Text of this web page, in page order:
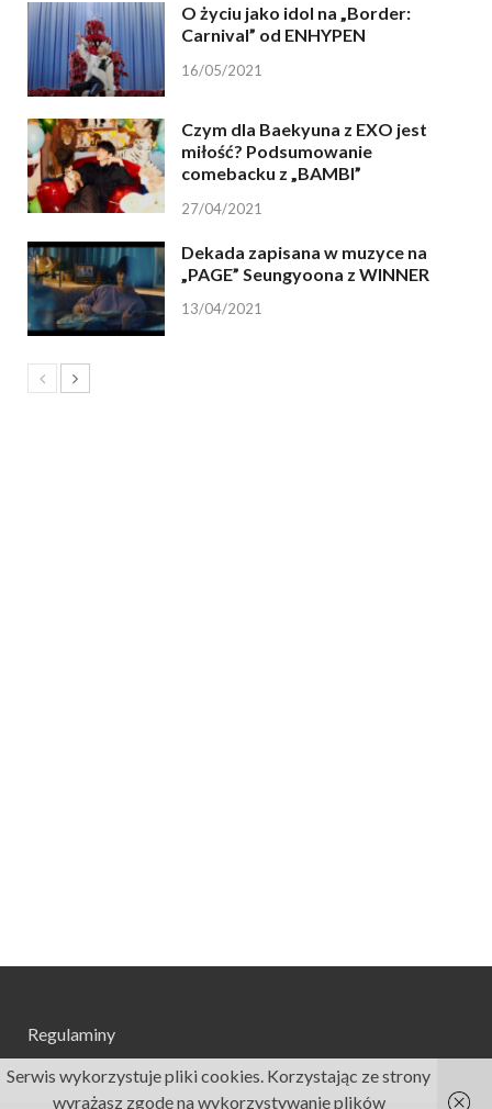
O życiu jako idol na „Border:
Carnival” od ENHYPEN
16/05/2021
Czym dla Baekyuna z EXO jest
miłość? Podsumowanie
comebacku z „BAMBI”
27/04/2021
Dekada zapisana w muzyce na
„PAGE” Seungyoona z WINNER
13/04/2021
Regulaminy
Serwis wykorzystuje pliki cookies. Korzystając ze strony
wyrażasz zgodę na wykorzystywanie plików